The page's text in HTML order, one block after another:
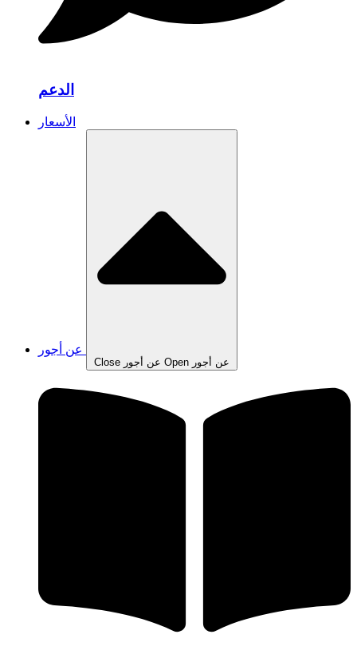
الدعم
الأسعار
Close عن أجور Open عن أجور